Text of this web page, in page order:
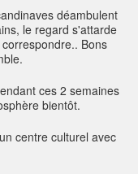
déambulent
le regard s'attarde
Bons
ces 2 semaines
bientôt.
centre culturel avec